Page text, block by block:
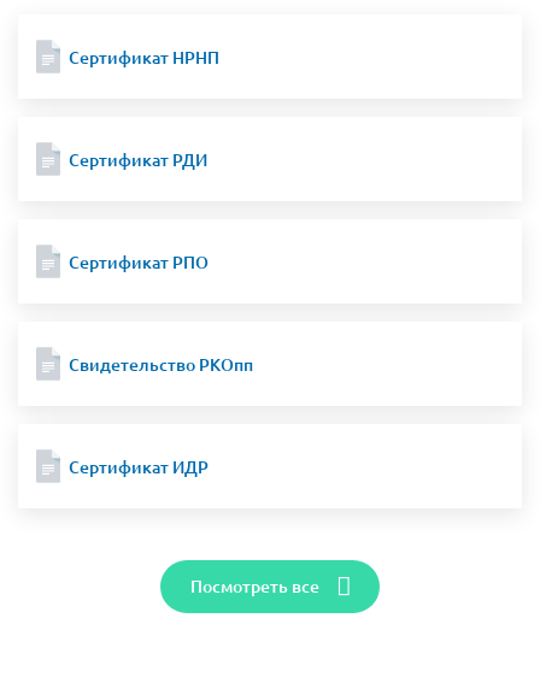
Сертификат НРНП
Сертификат РДИ
Сертификат РПО
Свидетельство РКОпп
Сертификат ИДР
Посмотреть все